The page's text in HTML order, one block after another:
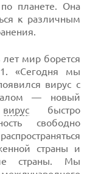
планете. Она
к различным
лет мир борется
«Сегодня мы
вирус с
— новый
вирус быстро
свободно
страны и
страны. Мы